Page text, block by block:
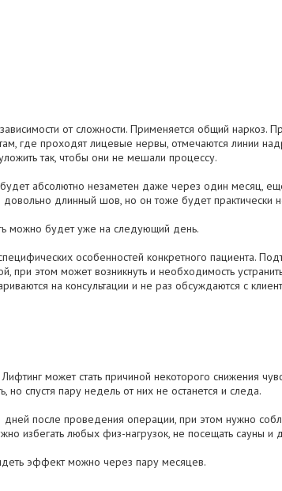
от сложности. Применяется общий наркоз.
где проходят лицевые нервы, отмечаются линии
так, чтобы они не мешали процессу.
абсолютно незаметен даже через один месяц,
довольно длинный шов, но он тоже будет практически
можно будет уже на следующий день.
особенностей конкретного пациента.
при этом может возникнуть и необходимость
на консультации и не раз обсуждаются с
может стать причиной некоторого снижения
но спустя пару недель от них не останется и следа.
после проведения операции, при этом нужно
избегать любых физ-нагрузок, не посещать сауны и
эффект можно через пару месяцев.